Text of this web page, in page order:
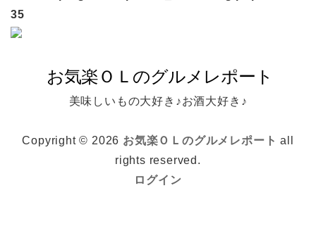
35
美味しいもの大好き♪お酒大好き♪
Copyright © 2026 お気楽ＯＬのグルメレポート all
rights reserved.
ログイン